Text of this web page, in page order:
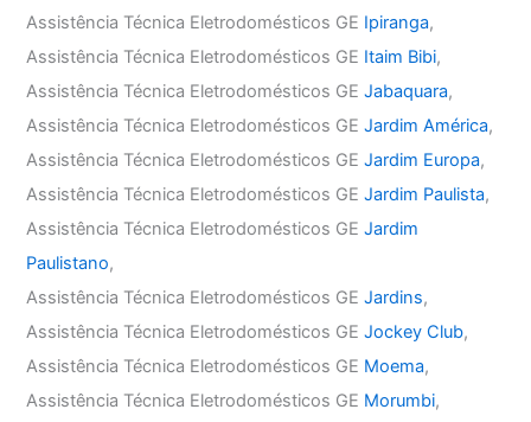
Assistência Técnica Eletrodomésticos GE Ipiranga,
Assistência Técnica Eletrodomésticos GE Itaim Bibi,
Assistência Técnica Eletrodomésticos GEJabaquara,
Assistência Técnica Eletrodomésticos GEJardim América,
Assistência Técnica Eletrodomésticos GEJardim Europa,
Assistência Técnica Eletrodomésticos GEJardim Paulista,
Assistência Técnica Eletrodomésticos GEJardim
Paulistano,
Assistência Técnica Eletrodomésticos GEJardins,
Assistência Técnica Eletrodomésticos GEJockey Club,
Assistência Técnica Eletrodomésticos GE Moema,
Assistência Técnica Eletrodomésticos GE Morumbi,